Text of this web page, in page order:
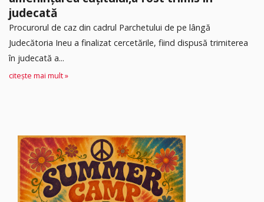
judecată
Procurorul de caz din cadrul Parchetului de pe lângă
Judecătoria Ineu a finalizat cercetările, fiind dispusă trimiterea
în judecată a...
citește mai mult »